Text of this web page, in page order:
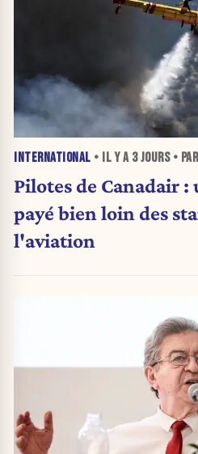
INTERNATIONAL • IL Y A 3 JOURS•
Pilotes de Canadair
payé bien loin des
l'aviation